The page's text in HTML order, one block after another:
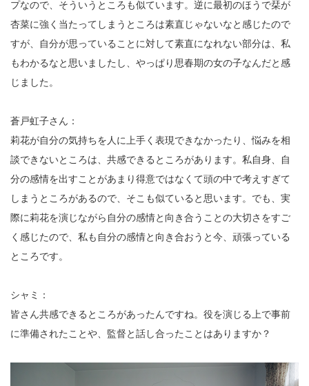
プなので、そういうところも似ています。逆に最初のほうで栞が
杏菜に強く当たってしまうところは素直じゃないなと感じたので
すが、自分が思っていることに対して素直になれない部分は、私
もわかるなと思いましたし、やっぱり思春期の女の子なんだと感
じました。
蒼戸虹子さん：
莉花が自分の気持ちを人に上手く表現できなかったり、悩みを相
談できないところは、共感できるところがあります。私自身、自
分の感情を出すことがあまり得意ではなくて頭の中で考えすぎて
しまうところがあるので、そこも似ていると思います。でも、実
際に莉花を演じながら自分の感情と向き合うことの大切さをすご
く感じたので、私も自分の感情と向き合おうと今、頑張っている
ところです。
シャミ：
皆さん共感できるところがあったんですね。役を演じる上で事前
に準備されたことや、監督と話し合ったことはありますか？